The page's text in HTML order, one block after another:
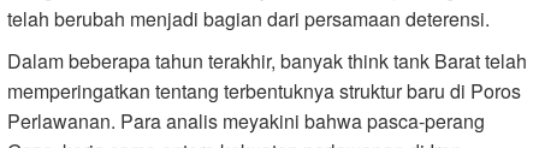
telah berubah menjadi bagian dari persamaan deterensi.
Dalam beberapa tahun terakhir, banyak think tank Barat telah
memperingatkan tentang terbentuknya struktur baru di Poros
Perlawanan. Para analis meyakini bahwa pasca-perang